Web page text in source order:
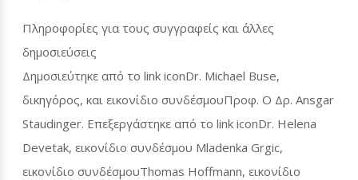
Πληροφορίες για τους συγγραφείς και άλλες
δημοσιεύσεις
Δημοσιεύτηκε από το link iconDr. Michael Buse,
δικηγόρος, και εικονίδιο συνδέσμουΠροφ. Ο Δρ. Ansgar
Staudinger. Επεξεργάστηκε από το link iconDr. Helena
Devetak, εικονίδιο συνδέσμου Mladenka Grgic,
εικονίδιο συνδέσμουThomas Hoffmann, εικονίδιο